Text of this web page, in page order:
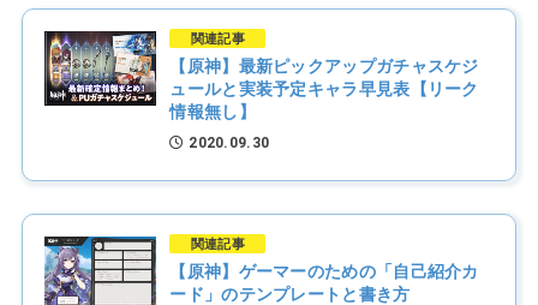
関連記事
【原神】最新ピックアップガチャスケジ
ュールと実装予定キャラ早見表【リーク
情報無し】
2020.09.30
関連記事
【原神】ゲーマーのための「自己紹介カ
ード」のテンプレートと書き方